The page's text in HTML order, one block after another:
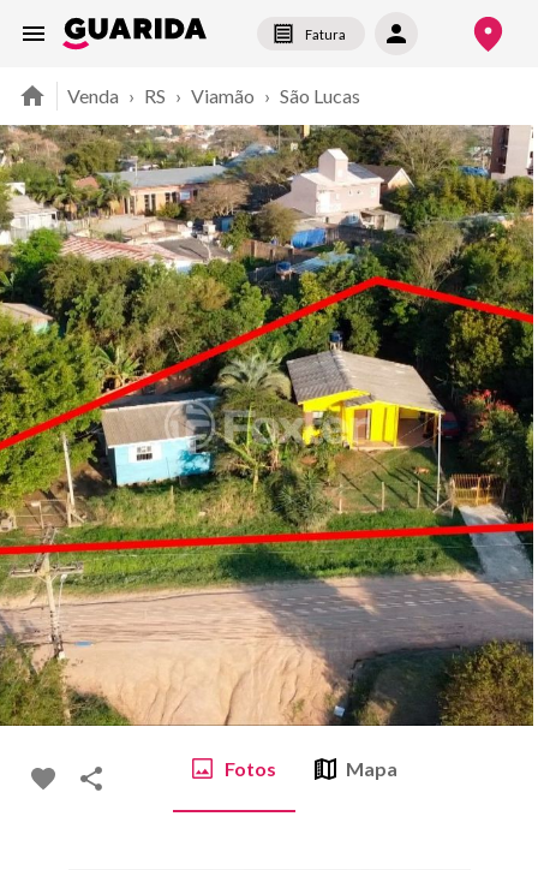
Fatura
Venda › RS › Viamão › São Lucas
Fotos Mapa